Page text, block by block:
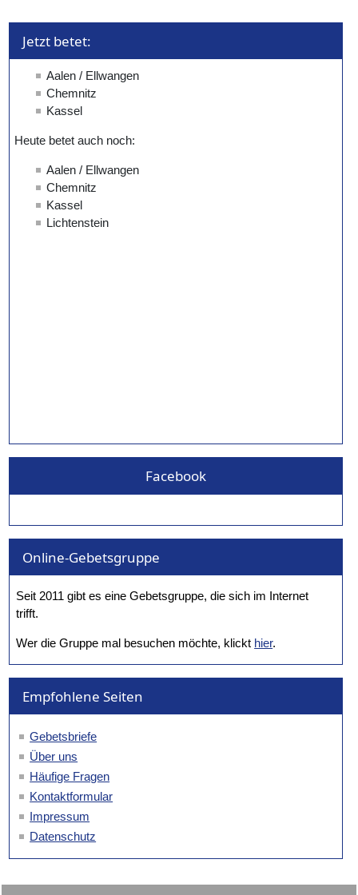
Jetzt betet:
Facebook
Online-Gebetsgruppe
Seit 2011 gibt es eine Gebetsgruppe, die sich im Internet
trifft.
Wer die Gruppe mal besuchen möchte, klickt hier.
Empfohlene Seiten
Gebetsbriefe
Über uns
Häufige Fragen
Kontaktformular
Impressum
Datenschutz